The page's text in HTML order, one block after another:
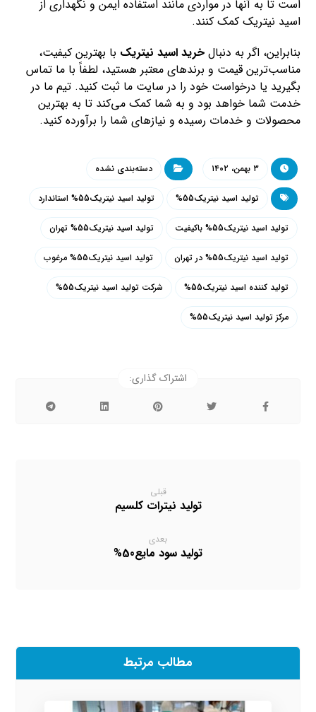
است تا به آنها در مواردی مانند استفاده ایمن و نگهداری از
اسید نیتریک کمک کنند.
بنابراین، اگر به دنبالخرید اسید نیتریک با بهترین کیفیت،
مناسب‌ترین قیمت و برندهای معتبر هستید، لطفاً با ما تماس
بگیرید یا درخواست خود را در سایت ما ثبت کنید. تیم ما در
خدمت شما خواهد بود و به شما کمک می‌کند تا به بهترین
محصولات و خدمات رسیده و نیازهای شما را برآورده کنید.
۳ بهمن، ۱۴۰۲ دسته‌بندی نشده
تولید اسید نیتریک55% تولید اسید نیتریک55% استاندارد
تولید اسید نیتریک55% باکیفیت تولید اسید نیتریک55% تهران
تولید اسید نیتریک55% در تهران تولید اسید نیتریک55% مرغوب
تولید کننده اسید نیتریک55% شرکت تولید اسید نیتریک55%
مرکز تولید اسید نیتریک55%
قبلی
تولید نیترات کلسیم
بعدی
تولید سود مایع50%
مطالب مرتبط